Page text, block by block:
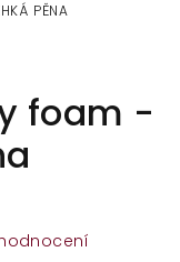
PĚNA
foam -